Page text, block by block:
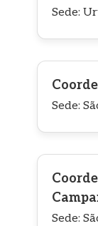
Sede:
Sede:
Sede: